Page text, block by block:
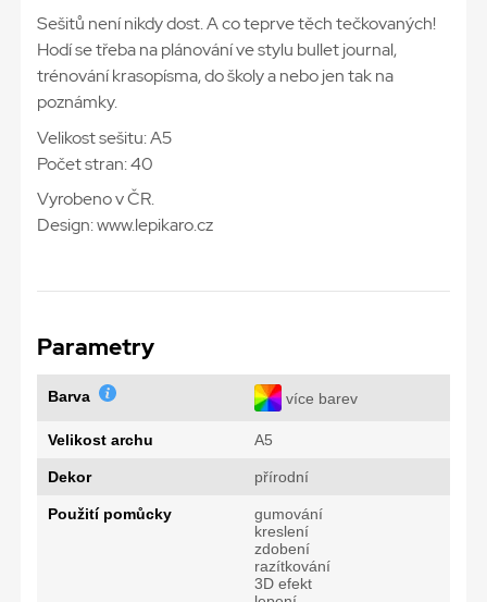
Sešitů není nikdy dost. A co teprve těch tečkovaných! ⁠
Hodí se třeba na plánování ve stylu bullet journal,
trénování krasopísma, do školy a nebo jen tak na
poznámky.
Velikost sešitu: A5
Počet stran: 40
Vyrobeno v ČR.
Design: www.lepikaro.cz
Parametry
Barva více barev
Velikost archu A5
Dekor přírodní
Použití pomůcky
gumování
kreslení
zdobení
razítkování
3D efekt